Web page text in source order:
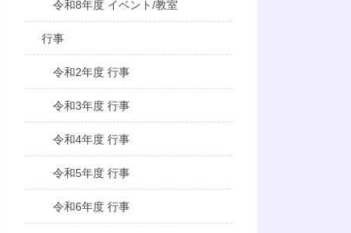
令和8年度 イベント/教室
行事
令和2年度 行事
令和3年度 行事
令和4年度 行事
令和5年度 行事
令和6年度 行事